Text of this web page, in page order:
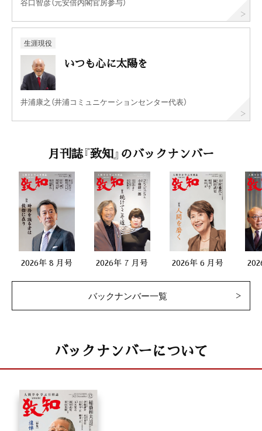
谷口智彦（元安倍内閣官房参与）
生涯現役
いつも心に太陽を
井浦康之（井浦コミュニケーションセンター代表）
月刊誌『致知』のバックナンバー
2026年 8 月号 2026年 7 月号 2026年 6 月号
バックナンバー一覧
バックナンバーについて